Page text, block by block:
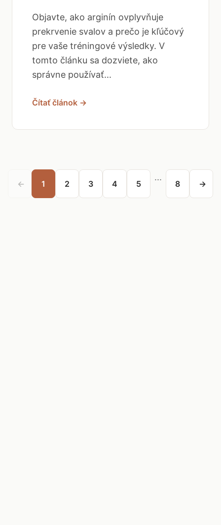
Objavte, ako arginín ovplyvňuje
prekrvenie svalov a prečo je kľúčový
pre vaše tréningové výsledky. V
tomto článku sa dozviete, ako
správne používať...
Čítať článok →
← 1 2 3 4 5
...
8 →